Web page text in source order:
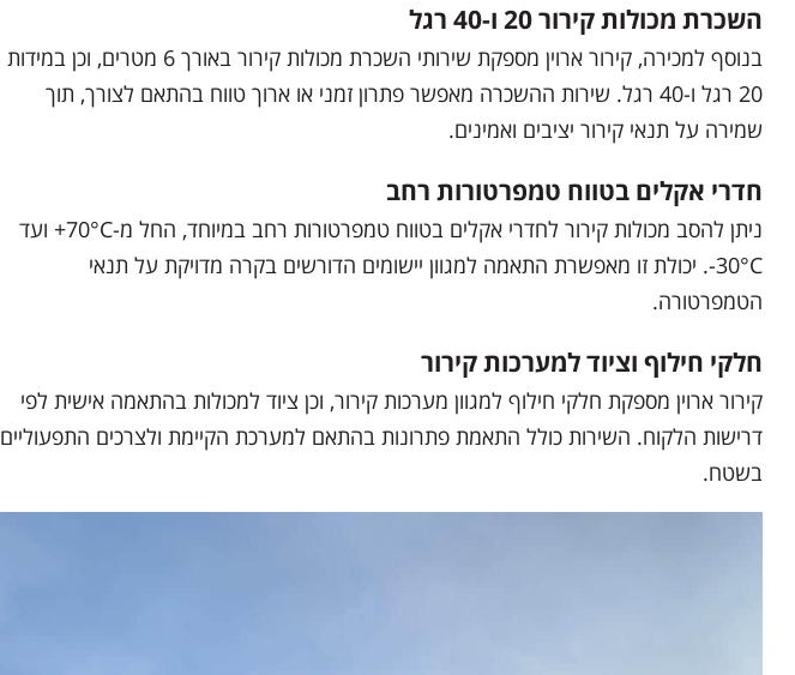
השכרת מכולות קירור 20 ו-40 רגל
בנוסף למכירה, קירור ארוין מספקת שירותי השכרת מכולות קירור באורך 6 מטרים, וכן במידות
20 רגל ו-40 רגל. שירות ההשכרה מאפשר פתרון זמני או ארוך טווח בהתאם לצורך, תוך
שמירה על תנאי קירור יציבים ואמינים.
חדרי אקלים בטווח טמפרטורות רחב
ניתן להסב מכולות קירור לחדרי אקלים בטווח טמפרטורות רחב במיוחד, החל מ-70°C+ ועד
30°C-. יכולת זו מאפשרת התאמה למגוון יישומים הדורשים בקרה מדויקת על תנאי
הטמפרטורה.
חלקי חילוף וציוד למערכות קירור
קירור ארוין מספקת חלקי חילוף למגוון מערכות קירור, וכן ציוד למכולות בהתאמה אישית לפי
דרישות הלקוח. השירות כולל התאמת פתרונות בהתאם למערכת הקיימת ולצרכים התפעוליים
בשטח.